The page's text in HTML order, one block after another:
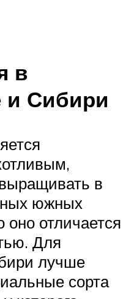
в
и Сибири
в
южных
оно отличается
Для
лучше
сорта